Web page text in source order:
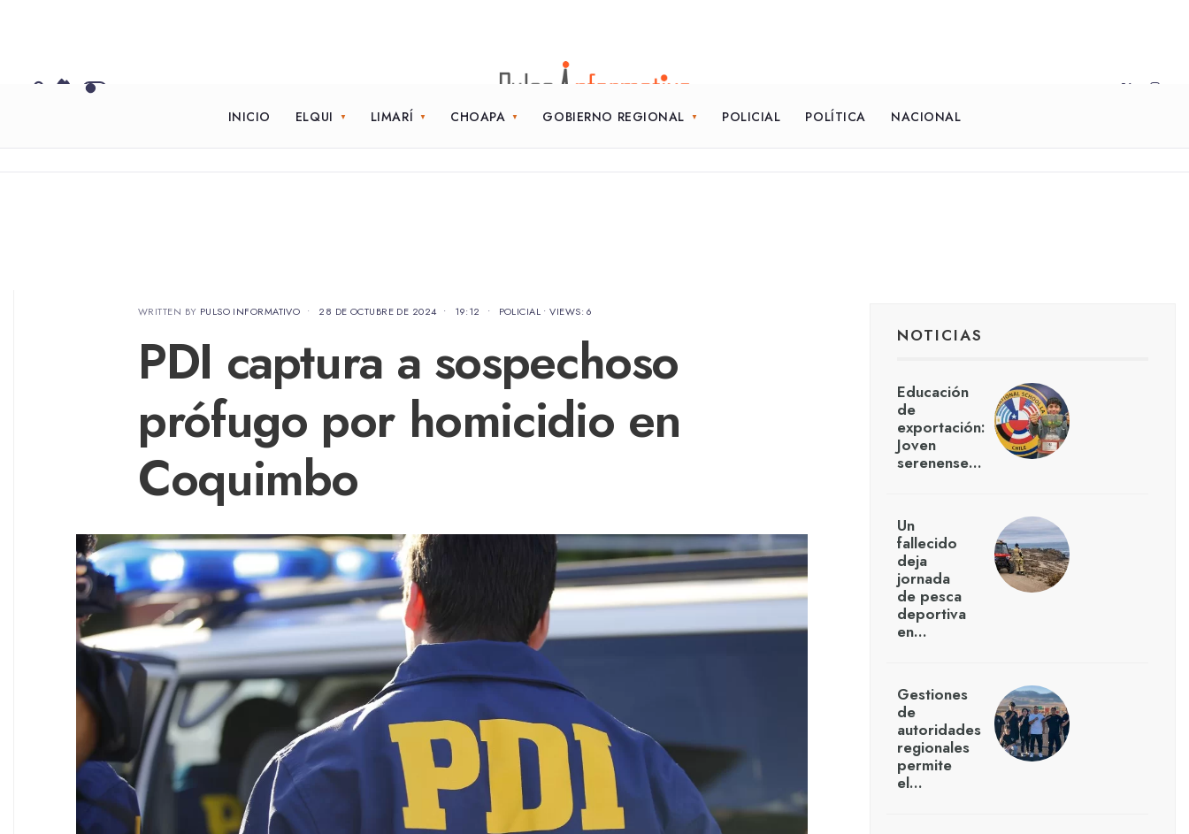
INICIO ELQUI LIMARÍ CHOAPA GOBIERNO REGIONAL POLICIAL POLÍTICA NACIONAL
WRITTEN BY PULSO INFORMATIVO • 28 DE OCTUBRE DE 2024 • 19:12 • POLICIAL •VIEWS: 6
PDI captura a sospechoso
prófugo por homicidio en
Coquimbo
NOTICIAS
Educación
de
exportación:
Joven
serenense…
Un
fallecido
deja
jornada
de pesca
deportiva
en…
Gestiones
de
autoridades
regionales
permite
el…